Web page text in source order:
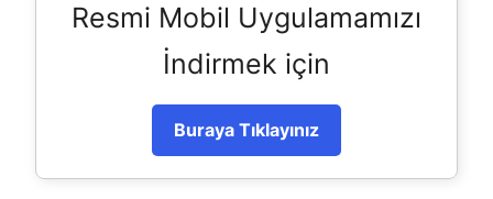
Resmi Mobil Uygulamamızı
İndirmek için
Buraya Tıklayınız